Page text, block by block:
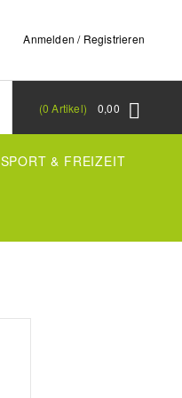
Anmelden / Registrieren
0,00
0 Artikel
SPORT & FREIZEIT